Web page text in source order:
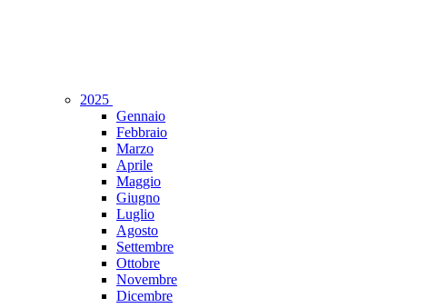
2025
Gennaio
Febbraio
Marzo
Aprile
Maggio
Giugno
Luglio
Agosto
Settembre
Ottobre
Novembre
Dicembre